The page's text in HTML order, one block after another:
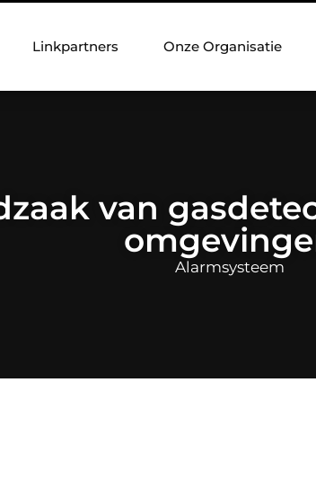
Linkpartners Onze Organisatie
van
Alarmsysteem